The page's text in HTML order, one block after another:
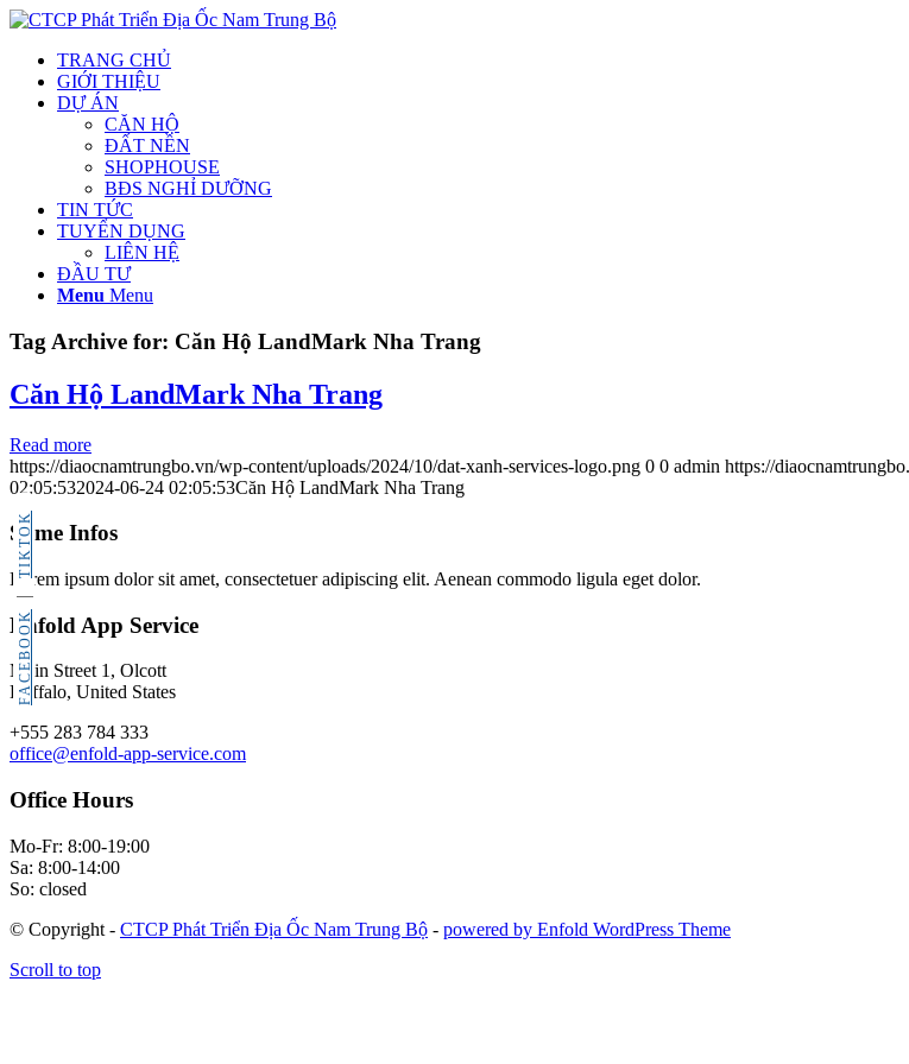
FACEBOOK
TIKTOK
TRANG CHỦ
GIỚI THIỆU
DỰ ÁN
CĂN HỘ
ĐẤT NỀN
SHOPHOUSE
BĐS NGHỈ DƯỠNG
TIN TỨC
TUYỂN DỤNG
LIÊN HỆ
ĐẦU TƯ
Menu Menu
Tag Archive for: Căn Hộ LandMark Nha Trang
Căn Hộ LandMark Nha Trang
Read more
https://diaocnamtrungbo.vn/wp-content/uploads/2024/10/dat-xanh-services-logo.png 0 0 admin https://
02:05:532024-06-24 02:05:53Căn Hộ LandMark Nha Trang
Some Infos
Lorem ipsum dolor sit amet, consectetuer adipiscing elit. Aenean commodo ligula eget dolor.
Enfold App Service
Main Street 1, Olcott
Buffalo, United States
+555 283 784 333
office@enfold-app-service.com
Office Hours
Mo-Fr: 8:00-19:00
Sa: 8:00-14:00
So: closed
© Copyright - CTCP Phát Triển Địa Ốc Nam Trung Bộ - powered by Enfold WordPress Theme
Scroll to top